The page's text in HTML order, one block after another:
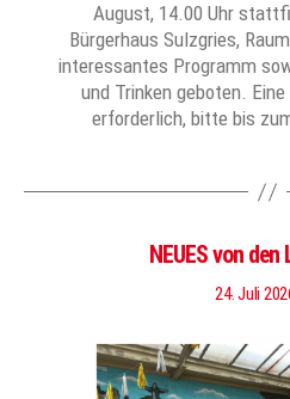
August, 14.00 Uhr
Bürgerhaus Sulzgries,
interessantes Programm
und Trinken geboten.
erforderlich, bitte bis
NEUES von
24. Juli